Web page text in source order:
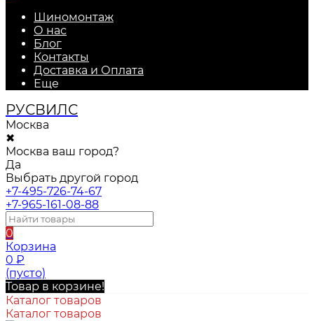
Шиномонтаж
О нас
Блог
Контакты
Доставка и Оплата
Еще
РУСВИЛС
Москва
✖
Москва ваш город?
Да
Выбрать другой город
+7-495-726-74-67
+7-965-161-08-88
0
Корзина
0 ₽
(пусто)
Товар в корзине!
Каталог товаров
Каталог товаров